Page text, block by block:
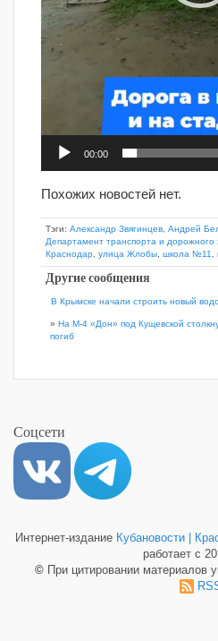
00:00
Похожих новостей нет.
Тэги: Александр Звягинцев Андрей
Департамент транспорта и дорожного
Краснодар улица Жлобы школа №11
Другие сообщения
В Крымске начали строить новый
» На М-4 «Дон» под Кущевской
погиб
Соцсети
Интернет-издание Кубановости |
работает с
© При цитировании материалов